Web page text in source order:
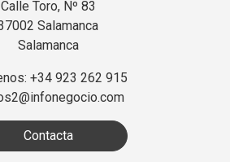
Calle Toro, Nº 83
Salamanca
Salamanca
+34 923 262 915
Contacta